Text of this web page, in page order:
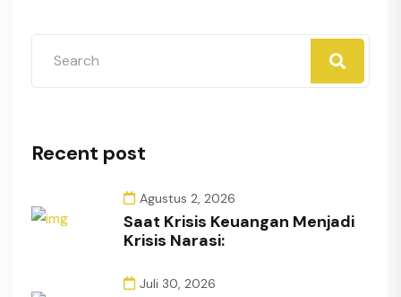
Recent post
Agustus 2, 2026
Saat Krisis Keuangan Menjadi
Krisis Narasi:
Juli 30, 2026